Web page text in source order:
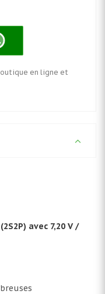
en ligne et
avec 7,20 V /